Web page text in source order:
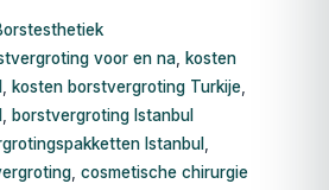
voor en na,
kosten
kosten borstvergroting Turkije
borstvergroting Istanbul
Istanbul
cosmetische chirurgie